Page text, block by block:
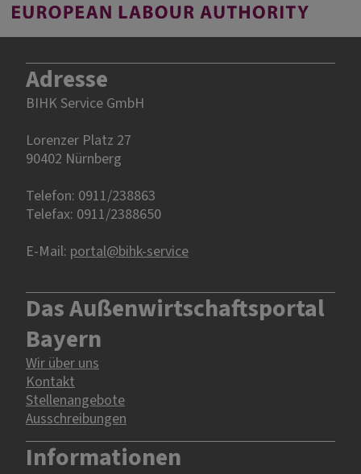
Adresse
BIHK Service GmbH
Lorenzer Platz 27
90402 Nürnberg‎‎
Telefon: 0911/238863
Telefax: 0911/2388650
E-Mail: portal@bihk-service
Das Außenwirtschaftsportal
Bayern
Wir über uns
Kontakt
Stellenangebote
Ausschreibungen
Informationen